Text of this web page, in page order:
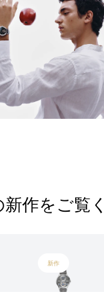
作をご覧
新作